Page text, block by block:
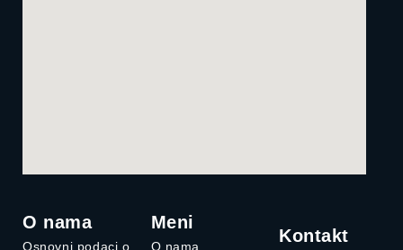
O nama
Osnovni podaci o
Meni
O nama
Kontakt